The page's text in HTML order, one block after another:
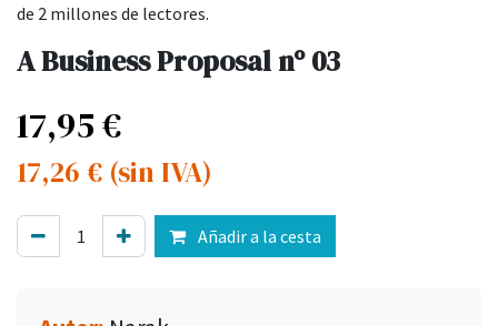
de 2 millones de lectores.
A Business Proposal nº 03
17,95€
17,26 € (sin IVA)
Añadir a la cesta